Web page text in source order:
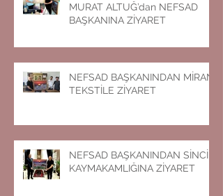
MURAT ALTUĞ’dan NEFSAD
BAŞKANINA ZİYARET
NEFSAD BAŞKANINDAN MİRAN
TEKSTİLE ZİYARET
NEFSAD BAŞKANINDAN SİNCİK
KAYMAKAMLIĞINA ZİYARET